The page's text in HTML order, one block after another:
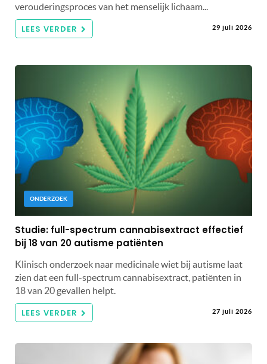
verouderingsproces van het menselijk lichaam...
LEES VERDER 29 juli 2026
ONDERZOEK
Studie: full-spectrum cannabisextract effectief
bij 18 van 20 autisme patiënten
Klinisch onderzoek naar medicinale wiet bij autisme laat
zien dat een full-spectrum cannabisextract, patiënten in
18 van 20 gevallen helpt.
LEES VERDER 27 juli 2026